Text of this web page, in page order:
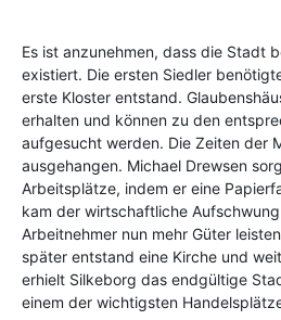
Es ist anzunehmen, dass die Stadt
existiert. Die ersten Siedler
erste Kloster entstand.
erhalten und können zu den
aufgesucht werden. Die Zeiten der
ausgehangen. Michael Drewsen
Arbeitsplätze, indem er eine
kam der wirtschaftliche
Arbeitnehmer nun mehr Güter
später entstand eine Kirche und
erhielt Silkeborg das endgültige
einem der wichtigsten